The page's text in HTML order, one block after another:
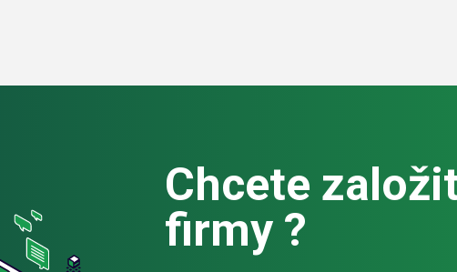
Chcete
firmy ?